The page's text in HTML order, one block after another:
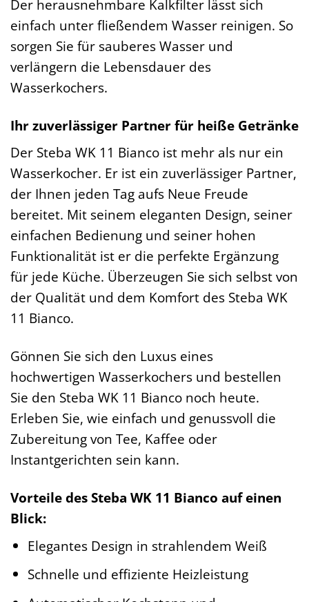
Der herausnehmbare Kalkfilter lässt sich
einfach unter fließendem Wasser reinigen. So
sorgen Sie für sauberes Wasser und
verlängern die Lebensdauer des
Wasserkochers.
Ihr zuverlässiger Partner für heiße Getränke
Der Steba WK 11 Bianco ist mehr als nur ein
Wasserkocher. Er ist ein zuverlässiger Partner,
der Ihnen jeden Tag aufs Neue Freude
bereitet. Mit seinem eleganten Design, seiner
einfachen Bedienung und seiner hohen
Funktionalität ist er die perfekte Ergänzung
für jede Küche. Überzeugen Sie sich selbst von
der Qualität und dem Komfort des Steba WK
11 Bianco.
Gönnen Sie sich den Luxus eines
hochwertigen Wasserkochers und bestellen
Sie den Steba WK 11 Bianco noch heute.
Erleben Sie, wie einfach und genussvoll die
Zubereitung von Tee, Kaffee oder
Instantgerichten sein kann.
Vorteile des Steba WK 11 Bianco auf einen
Blick:
Elegantes Design in strahlendem Weiß
Schnelle und effiziente Heizleistung